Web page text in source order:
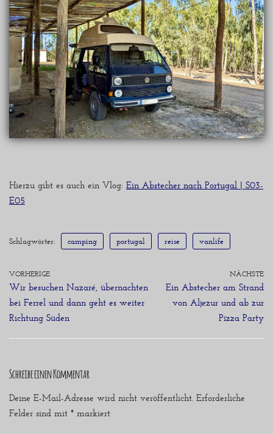
Hierzu gibt es auch ein Vlog: Ein Abstecher nach Portugal | S03-
E05
Schlagwörter: camping portugal reise vanlife
VORHERIGE
Wir besuchen Nazaré, übernachten
bei Ferrel und dann geht es weiter
Richtung Süden
NÄCHSTE
Ein Abstecher am Strand
von Aljezur und ab zur
Pizza Party
Schreibe einen Kommentar
Deine E-Mail-Adresse wird nicht veröffentlicht. Erforderliche
Felder sind mit * markiert